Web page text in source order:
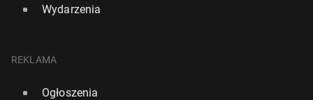
Wydarzenia
REKLAMA
Ogłoszenia